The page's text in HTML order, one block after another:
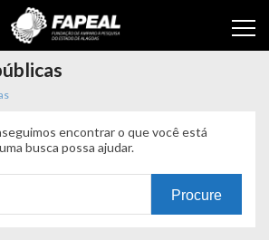
encontrar o que você está
busca possa ajudar.